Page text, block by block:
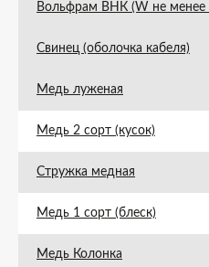
Вольфрам ВНК (W не менее
Свинец (оболочка кабеля)
Медь луженая
Медь 2 сорт (кусок)
Стружка медная
Медь 1 сорт (блеск)
Медь Колонка